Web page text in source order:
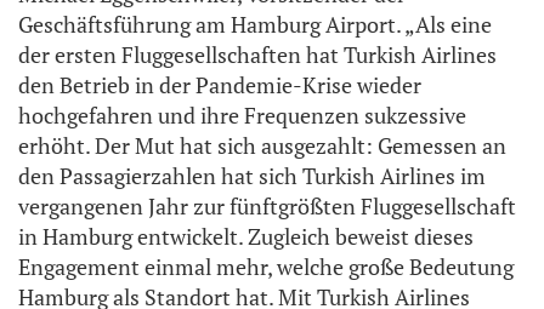
Geschäftsführung am Hamburg Airport. „Als eine
der ersten Fluggesellschaften hat Turkish Airlines
den Betrieb in der Pandemie-Krise wieder
hochgefahren und ihre Frequenzen sukzessive
erhöht. Der Mut hat sich ausgezahlt: Gemessen an
den Passagierzahlen hat sich Turkish Airlines im
vergangenen Jahr zur fünftgrößten Fluggesellschaft
in Hamburg entwickelt. Zugleich beweist dieses
Engagement einmal mehr, welche große Bedeutung
Hamburg als Standort hat. Mit Turkish Airlines